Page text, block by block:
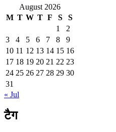
August 2026
M T W T F S
S
1
2
3
4 5 6 7 8
9
10 11 12 13 14 15 16
17 18 19 20 21 22 23
24 25 26 27 28 29 30
31
« Jul
टैग